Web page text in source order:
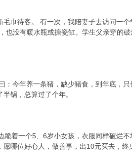
待客。 有一次，我陪妻子去访问一个
没有暖水瓶或搪瓷缸。学生父亲穿的
今年养一条猪，缺少猪食，到年底，只
锅，总算过了个年。
一个5、6岁小女孩，衣服同样破烂不
哪位好心人，做善事，出10元买去，终